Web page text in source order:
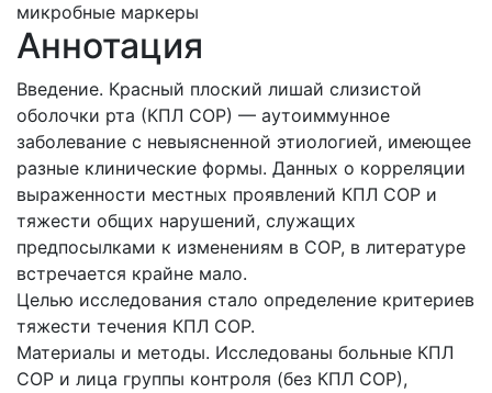
микробные маркеры
Аннотация
Введение. Красный плоский лишай слизистой
оболочки рта (КПЛ СОР) — аутоиммунное
заболевание с невыясненной этиологией, имеющее
разные клинические формы. Данных о корреляции
выраженности местных проявлений КПЛ СОР и
тяжести общих нарушений, служащих
предпосылками к изменениям в СОР, в литературе
встречается крайне мало.
Целью исследования стало определение критериев
тяжести течения КПЛ СОР.
Материалы и методы. Исследованы больные КПЛ
СОР и лица группы контроля (без КПЛ СОР),